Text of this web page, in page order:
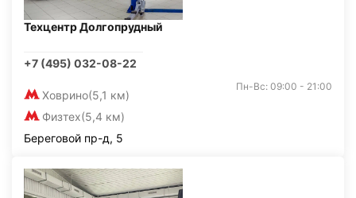
Техцентр Долгопрудный
+7 (495) 032-08-22
Ховрино(5,1 км)
Физтех(5,4 км)
Пн-Вс: 09:00 - 21:00
Береговой пр-д, 5